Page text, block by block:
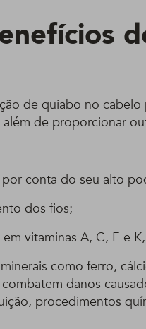
de quiabo no
de proporcionar
conta do seu alto
dos fios;
vitaminas A, C, E e
como ferro,
danos
procedimentos